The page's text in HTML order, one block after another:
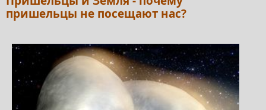
пришельцы не посещают нас?